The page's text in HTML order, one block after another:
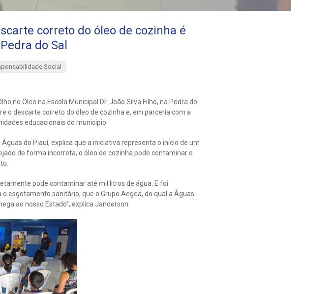
correto do óleo de cozinha é
do Sal
Social
no Óleo na Escola Municipal Dr. João Silva Filho, na Pedra do
o descarte correto do óleo de cozinha e, em parceria com a
educacionais do município.
do Piauí, explica que a iniciativa representa o início de um
de forma incorreta, o óleo de cozinha pode contaminar o
pode contaminar até mil litros de água. E foi
esgotamento sanitário, que o Grupo Aegea, do qual a Águas
ao nosso Estado”, explica Janderson.